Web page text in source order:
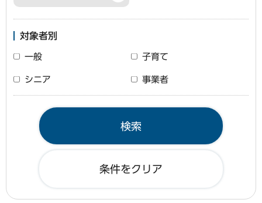
対象者別
一般 子育て
シニア 事業者
条件をクリア